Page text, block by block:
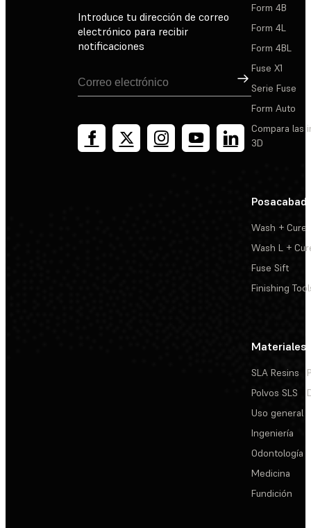
Introduce tu dirección de correo
electrónico para recibir
notificaciones
Suscribirse
Form 4B
Form 4L
Form 4BL
Fuse X1
Serie Fuse
Form Auto
Compara las
3D
Wash + Cure
Wash L +
Fuse Sift
Finishing
Materiales
SLA Resins
Polvos SLS
Uso general
Ingeniería
Odontología
Medicina
Fundición